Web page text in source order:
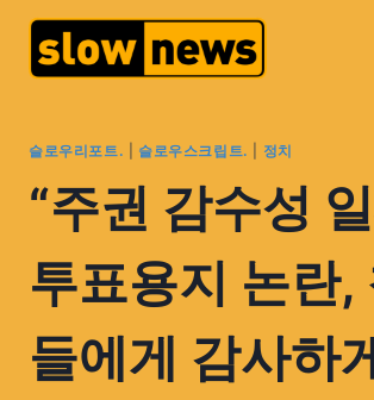
슬로우리포트. 슬로우스크립트. 정치
“주권 감수성
투표용지 논란,
들에게 감사하